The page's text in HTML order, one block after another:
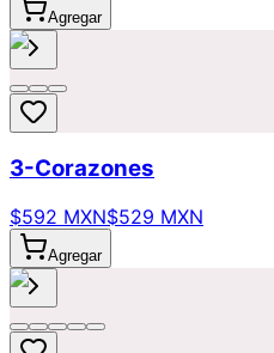
Agregar
3-Corazones
$592 MXN$529 MXN
Agregar